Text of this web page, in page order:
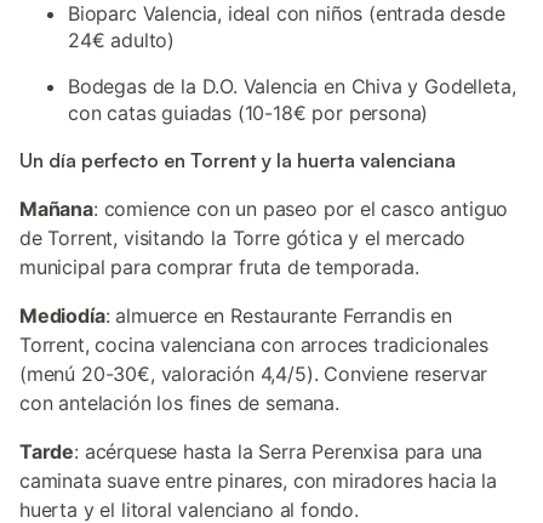
Bioparc Valencia, ideal con niños (entrada desde
24€ adulto)
Bodegas de la D.O. Valencia en Chiva y Godelleta,
con catas guiadas (10-18€ por persona)
Un día perfecto en Torrent y la huerta valenciana
Mañana: comience con un paseo por el casco antiguo
de Torrent, visitando la Torre gótica y el mercado
municipal para comprar fruta de temporada.
Mediodía: almuerce en Restaurante Ferrandis en
Torrent, cocina valenciana con arroces tradicionales
(menú 20-30€, valoración 4,4/5). Conviene reservar
con antelación los fines de semana.
Tarde: acérquese hasta la Serra Perenxisa para una
caminata suave entre pinares, con miradores hacia la
huerta y el litoral valenciano al fondo.